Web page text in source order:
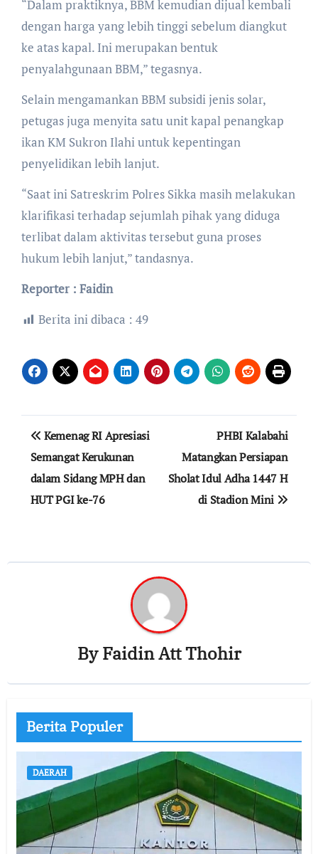
“Dalam praktiknya, BBM kemudian dijual kembali
dengan harga yang lebih tinggi sebelum diangkut
ke atas kapal. Ini merupakan bentuk
penyalahgunaan BBM,” tegasnya.
Selain mengamankan BBM subsidi jenis solar,
petugas juga menyita satu unit kapal penangkap
ikan KM Sukron Ilahi untuk kepentingan
penyelidikan lebih lanjut.
“Saat ini Satreskrim Polres Sikka masih melakukan
klarifikasi terhadap sejumlah pihak yang diduga
terlibat dalam aktivitas tersebut guna proses
hukum lebih lanjut,” tandasnya.
Reporter : Faidin
Berita ini dibaca : 49
Navigasi
pos
Kemenag RI Apresiasi
Semangat Kerukunan
dalam Sidang MPH dan
HUT PGI ke-76
PHBI Kalabahi
Matangkan Persiapan
Sholat Idul Adha 1447 H
di Stadion Mini
ByFaidin Att Thohir
Berita Populer
DAERAH